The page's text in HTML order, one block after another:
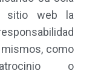
sitio web la
como
o